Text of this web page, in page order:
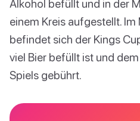
Alkohol befüllt und in der
einem Kreis aufgestellt.
befindet sich der Kings
viel Bier befüllt ist und
Spiels gebührt.